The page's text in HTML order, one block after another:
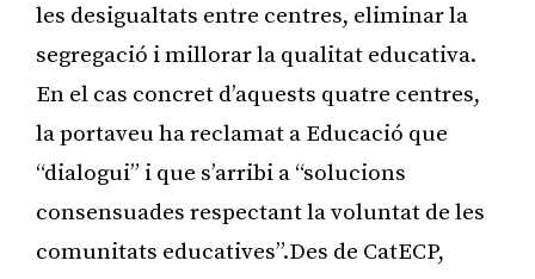
les desigualtats entre centres, eliminar la
segregació i millorar la qualitat educativa.
En el cas concret d’aquests quatre centres,
la portaveu ha reclamat a Educació que
“dialogui” i que s’arribi a “solucions
consensuades respectant la voluntat de les
comunitats educatives”.Des de CatECP,